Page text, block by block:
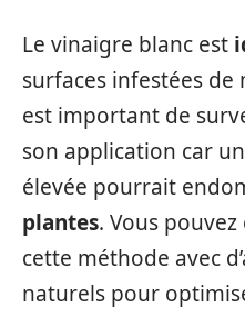
Le vinaigre blanc est
surfaces infestées de
est important de
son application car
élevée pourrait
plantes. Vous
cette méthode avec
naturels pour